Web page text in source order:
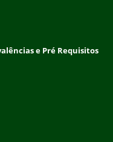
e Pré Requisitos